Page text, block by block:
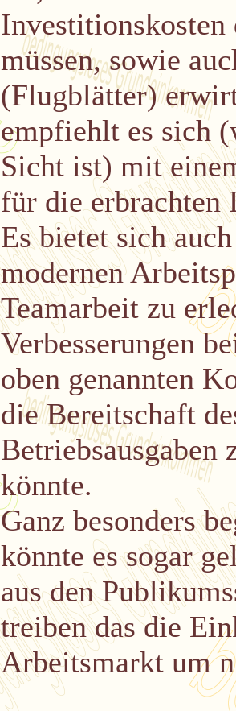
müssen, sowie
(Flugblätter)
empfiehlt es sich
Sicht ist) mit
für die erbrachten
Es bietet sich
modernen
Teamarbeit zu
Verbesserungen
oben genannten
die Bereitschaft
Betriebsausgaben
könnte.
Ganz besonders
könnte es sogar
aus den
treiben das die
Arbeitsmarkt um